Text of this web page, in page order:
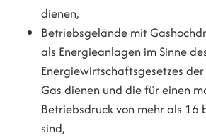
dienen,
Betriebsgelände mit
als Energieanlagen im Sinne
Energiewirtschaftsgesetzes
Gas dienen und die für einen
Betriebsdruck von mehr als 16
sind,